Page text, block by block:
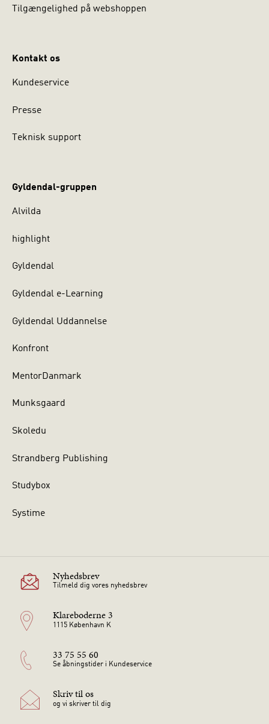
Tilgængelighed på webshoppen
Kontakt os
Kundeservice
Presse
Teknisk support
Gyldendal-gruppen
Alvilda
highlight
Gyldendal
Gyldendal e-Learning
Gyldendal Uddannelse
Konfront
MentorDanmark
Munksgaard
Skoledu
Strandberg Publishing
Studybox
Systime
Nyhedsbrev
Tilmeld dig vores nyhedsbrev
Klareboderne 3
1115 København K
33 75 55 60
Se åbningstider i Kundeservice
Skriv til os
og vi skriver til dig